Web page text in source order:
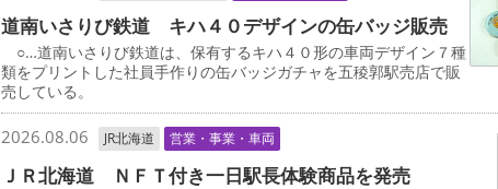
道南いさりび鉄道 キハ４０デザインの缶バッジ販売
○…道南いさりび鉄道は、保有するキハ４０形の車両デザイン７種
類をプリントした社員手作りの缶バッジガチャを五稜郭駅売店で販
売している。
2026.08.06 JR北海道 営業・事業・車両
ＪＲ北海道 ＮＦＴ付き一日駅長体験商品を発売